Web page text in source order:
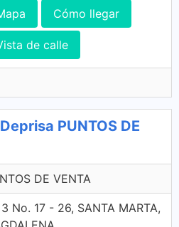
Cómo llegar
de calle
PUNTOS DE
DE VENTA
3 No. 17 - 26, SANTA MARTA,